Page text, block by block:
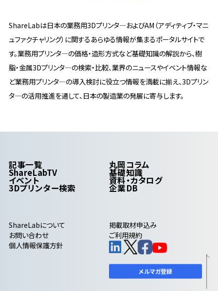
ShareLabは日本の業務用3Dプリンタ―およびAM（アディティブ・マニ
ュファクチャリング）に関するあらゆる情報が集まるポータルサイトで
す。業務用プリンタ―の価格・造形方式など基礎知識の解説から、樹
脂・金属3Dプリンタ―の検索・比較、業界のニュースやイベント情報な
ど業務用プリンタ―の導入検討に役立つ情報を満載に揃え、3Dプリン
タ―の活用推進を通して、日本の製造業の発展に寄与します。
記事一覧 丸岡コラム
ShareLabTV 基礎知識
イベント 資料・カタログ
3Dプリンター検索 企業DB
メルマガ登録
ShareLabについて
掲載取材申込み
お問い合わせ
ご利用規約
個人情報保護方針